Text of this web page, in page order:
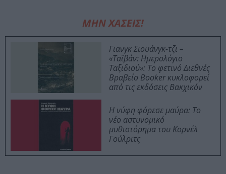
ΜΗΝ ΧΑΣΕΙΣ!
Γιανγκ Σιουάνγκ-τζι –
«Ταϊβάν: Ημερολόγιο
Ταξιδιού»: Το φετινό Διεθνές
Βραβείο Booker κυκλοφορεί
από τις εκδόσεις Βακχικόν
Η νύφη φόρεσε μαύρα: Το
νέο αστυνομικό
μυθιστόρημα του Κορνέλ
Γούλριτς